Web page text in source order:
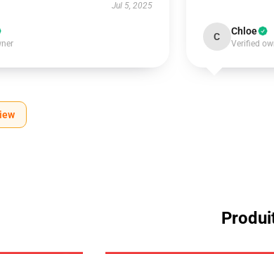
Jul 5, 2025
C Chloe
Verified